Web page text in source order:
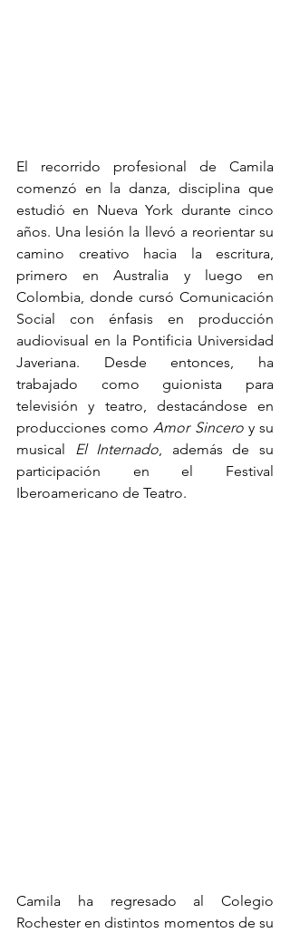
El recorrido profesional de Camila
comenzó en la danza, disciplina que
estudió en Nueva York durante cinco
años. Una lesión la llevó a reorientar su
camino creativo hacia la escritura,
primero en Australia y luego en
Colombia, donde cursó Comunicación
Social con énfasis en producción
audiovisual en la Pontificia Universidad
Javeriana. Desde entonces, ha
trabajado como guionista para
televisión y teatro, destacándose en
producciones como Amor Sincero y su
musical
El Internado , además de su
participación en el Festival
Iberoamericano de Teatro.
Camila ha regresado al Colegio
Rochester en distintos momentos de su